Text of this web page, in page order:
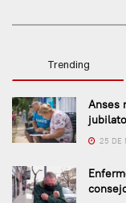
Trending
Anses
25 DE